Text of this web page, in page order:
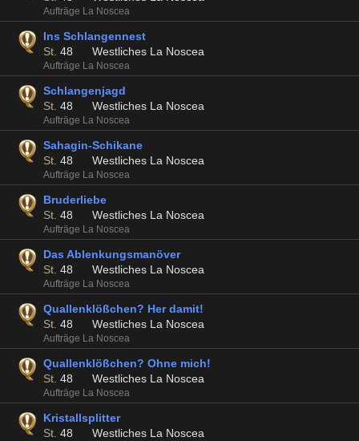
Aufträge La Noscea
Ins Schlangennest
St. 48 Westliches La Noscea
Aufträge La Noscea
Schlangenjagd
St. 48 Westliches La Noscea
Aufträge La Noscea
Sahagin-Schikane
St. 48 Westliches La Noscea
Aufträge La Noscea
Bruderliebe
St. 48 Westliches La Noscea
Aufträge La Noscea
Das Ablenkungsmanöver
St. 48 Westliches La Noscea
Aufträge La Noscea
Quallenklößchen? Her damit!
St. 48 Westliches La Noscea
Aufträge La Noscea
Quallenklößchen? Ohne mich!
St. 48 Westliches La Noscea
Aufträge La Noscea
Kristallsplitter
St. 48 Westliches La Noscea